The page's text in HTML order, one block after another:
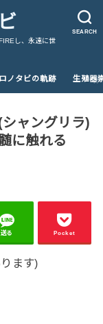
SEARCH
し、永遠に世
ノタビの軌跡 生殖器
ャングリラ)
に触れる
送る Pocket
ます)